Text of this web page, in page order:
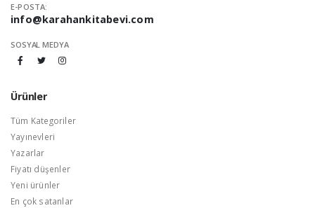
E-POSTA:
info@karahankitabevi.com
SOSYAL MEDYA
Ürünler
Tüm Kategoriler
Yayınevleri
Yazarlar
Fiyatı düşenler
Yeni ürünler
En çok satanlar